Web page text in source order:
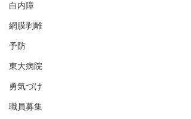
白内障
網膜剥離
予防
東大病院
勇気づけ
職員募集